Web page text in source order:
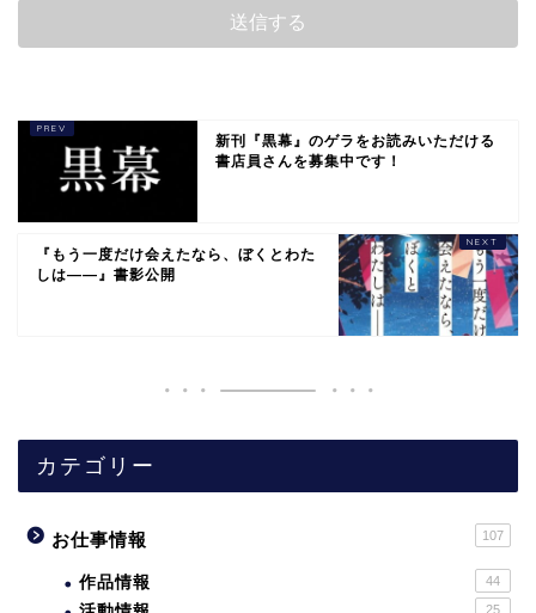
新刊『黒幕』のゲラをお読みいただける
書店員さんを募集中です！
『もう一度だけ会えたなら、ぼくとわた
しは――』書影公開
カテゴリー
お仕事情報 107
作品情報 44
25